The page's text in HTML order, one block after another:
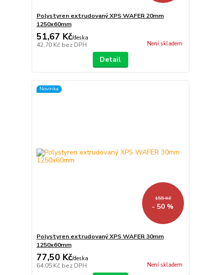
Polystyren extrudovaný XPS WAFER 20mm
1250x60mm
51,67 Kč/deska
42,70 Kč bez DPH Není skladem
Detail
Novinka
155 Kč
- 50 %
Polystyren extrudovaný XPS WAFER 30mm
1250x60mm
77,50 Kč/deska
64,05 Kč bez DPH Není skladem